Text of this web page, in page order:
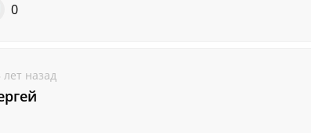
0
лет назад